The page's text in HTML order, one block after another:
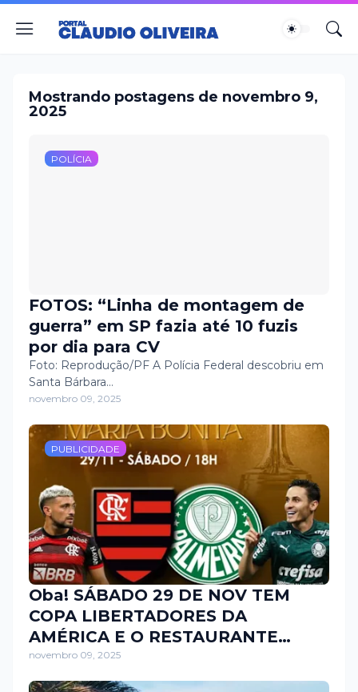
Mostrando postagens de novembro 9,
2025
POLÍCIA
FOTOS: “Linha de montagem de
guerra” em SP fazia até 10 fuzis
por dia para CV
Foto: Reprodução/PF A Polícia Federal descobriu em
Santa Bárbara…
novembro 09, 2025
PUBLICIDADE
Oba! SÁBADO 29 DE NOV TEM
COPA LIBERTADORES DA
AMÉRICA E O RESTAURANTE
MARIA BONITA TRÁS PARA VOCÊ
O CANTOR ADAILTON SILVA
novembro 09, 2025